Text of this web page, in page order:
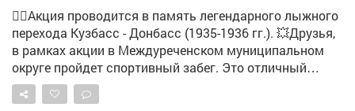
🏃‍♀️Акция проводится в память легендарного лыжного
перехода Кузбасс - Донбасс (1935-1936 гг.). 💥Друзья,
в рамках акции в Междуреченском муниципальном
округе пройдет спортивный забег. Это отличный
повод провести время с пользой, зарядиться энергией
и поддержать спортивные традиции нашего региона.